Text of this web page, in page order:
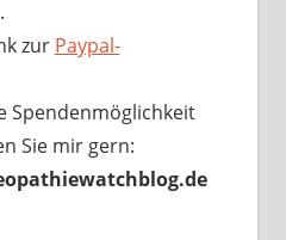
zur Paypal-
Spendenmöglichkeit
Sie mir gern: